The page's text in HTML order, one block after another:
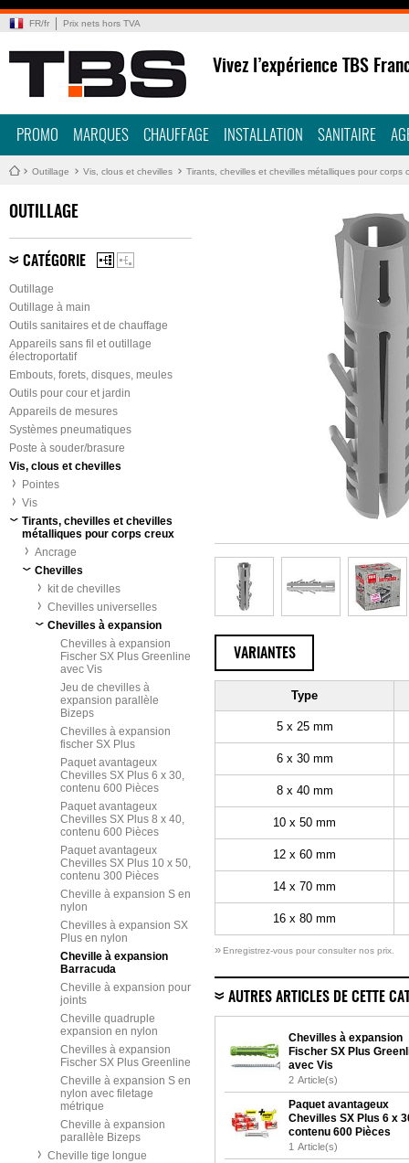
FR/fr Prix nets hors TVA
Vivez l’expérience TBS
PROMO MARQUES CHAUFFAGE INSTALLATION SANITAIRE
Outillage Vis, clous et chevilles Tirants, chevilles et chevilles métalliques pour corps
OUTILLAGE
CATÉGORIE
Outillage
Outillage à main
Outils sanitaires et de chauffage
Appareils sans fil et outillage
électroportatif
Embouts, forets, disques, meules
Outils pour cour et jardin
Appareils de mesures
Systèmes pneumatiques
Poste à souder/brasure
Vis, clous et chevilles
Pointes
Vis
Tirants, chevilles et chevilles
métalliques pour corps creux
Ancrage
Chevilles
kit de chevilles
Chevilles universelles
Chevilles à expansion
Chevilles à expansion
Fischer SX Plus Greenline
avec Vis
Jeu de chevilles à
expansion parallèle
Bizeps
Chevilles à expansion
fischer SX Plus
Paquet avantageux
Chevilles SX Plus 6 x 30,
contenu 600 Pièces
Paquet avantageux
Chevilles SX Plus 8 x 40,
contenu 600 Pièces
Paquet avantageux
Chevilles SX Plus 10 x 50,
contenu 300 Pièces
Cheville à expansion S en
nylon
Chevilles à expansion SX
Plus en nylon
Cheville à expansion
Barracuda
Cheville à expansion pour
joints
Cheville quadruple
expansion en nylon
Chevilles à expansion
Fischer SX Plus Greenline
Cheville à expansion S en
nylon avec filetage
métrique
Cheville à expansion
parallèle Bizeps
Cheville tige longue
VARIANTES
Type
5 x 25 mm
6 x 30 mm
8 x 40 mm
10 x 50 mm
12 x 60 mm
14 x 70 mm
16 x 80 mm
» Enregistrez-vous pour consulter nos prix.
AUTRES ARTICLES DE CETTE
Chevilles à expansion
Fischer SX Plus
avec Vis
2 Article(s)
Paquet avantageux
Chevilles SX Plus 6 x
contenu 600 Pièces
1 Article(s)